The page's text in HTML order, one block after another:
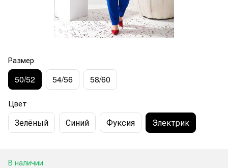
Размер
50/52 54/56 58/60
Цвет
Зелёный Синий Фуксия Электрик
В наличии